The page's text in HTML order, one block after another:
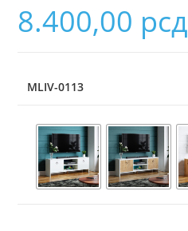
8.400,00 рсд
MLIV-0113